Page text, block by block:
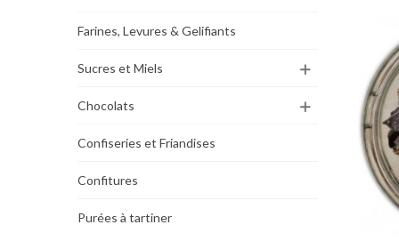
Farines, Levures & Gelifiants
Sucres et Miels
Chocolats
Confiseries et Friandises
Confitures
Purées à tartiner